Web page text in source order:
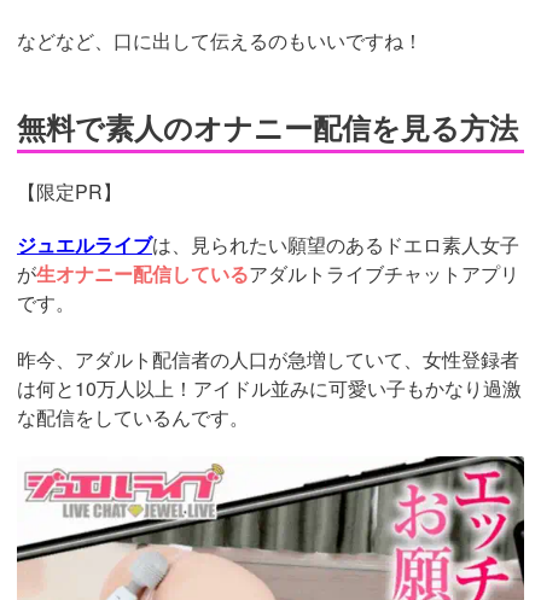
などなど、口に出して伝えるのもいいですね！
無料で素人のオナニー配信を見る方法
【限定PR】
ジュエルライブは、見られたい願望のあるドエロ素人女子
が生オナニー配信しているアダルトライブチャットアプリ
です。
昨今、アダルト配信者の人口が急増していて、女性登録者
は何と10万人以上！アイドル並みに可愛い子もかなり過激
な配信をしているんです。
https://www.j-
live.tv/LiveChat/acs.php?
si=jwchatt&pid=MLA5661_0003&pa=lp33.php